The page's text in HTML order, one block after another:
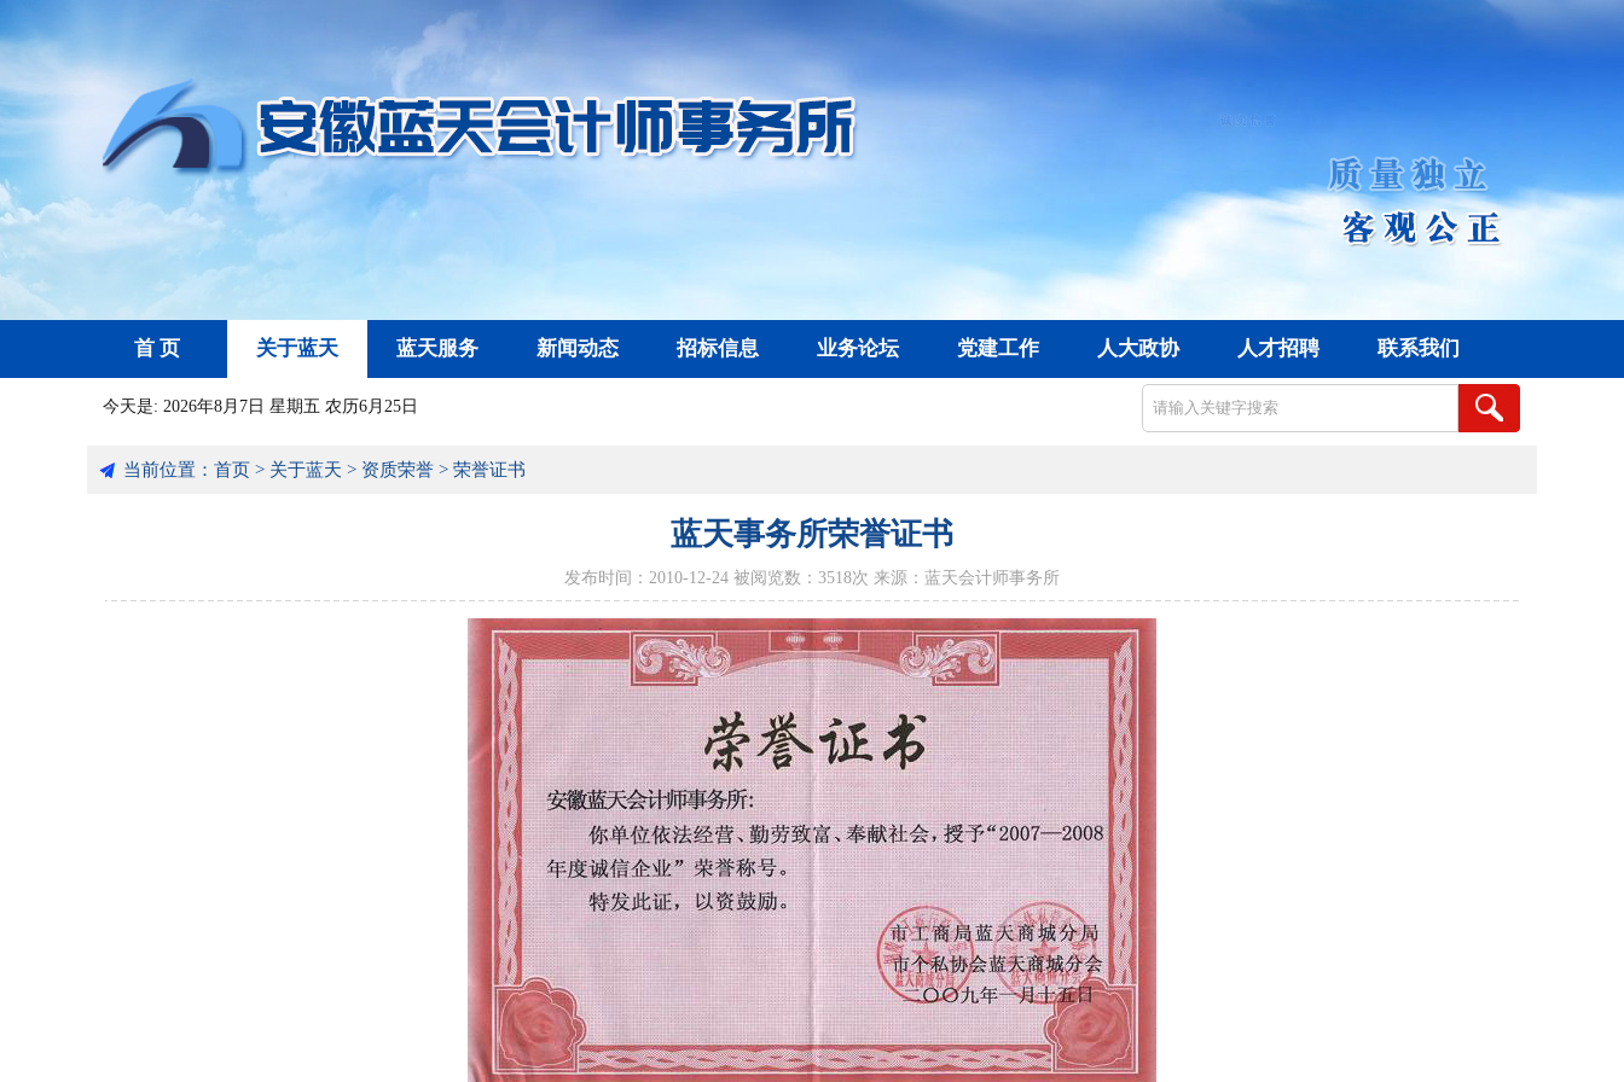
首 页 关于蓝天 蓝天服务 新闻动态 招标信息 业务论坛 党建工作 人大政协 人才招聘 联系我们
今天是: 2026年8月7日 星期五 农历6月25日
当前位置： 首页 > 关于蓝天 > 资质荣誉 > 荣誉证书
蓝天事务所荣誉证书
发布时间：2010-12-24 被阅览数： 3518次 来源：蓝天会计师事务所